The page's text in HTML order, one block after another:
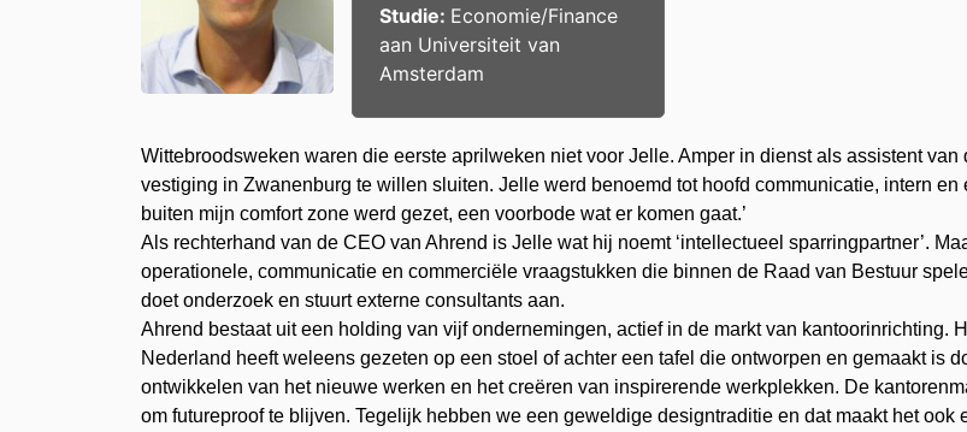
Studie: Economie/Finance
aan Universiteit van
Amsterdam
Wittebroodsweken waren die eerste aprilweken niet voor Jelle. Amper in dienst als assistent
vestiging in Zwanenburg te willen sluiten. Jelle werd benoemd tot hoofd communicatie, intern en
buiten mijn comfort zone werd gezet, een voorbode wat er komen gaat.’
Als rechterhand van de CEO van Ahrend is Jelle wat hij noemt ‘intellectueel sparringpartner’.
operationele, communicatie en commerciële vraagstukken die binnen de Raad van Bestuur
doet onderzoek en stuurt externe consultants aan.
Ahrend bestaat uit een holding van vijf ondernemingen, actief in de markt van kantoorinrichting.
Nederland heeft weleens gezeten op een stoel of achter een tafel die ontworpen en gemaakt is
ontwikkelen van het nieuwe werken en het creëren van inspirerende werkplekken. De
om futureproof te blijven. Tegelijk hebben we een geweldige designtraditie en dat maakt het ook